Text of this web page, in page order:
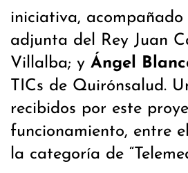
iniciativa, acompañado
adjunta del Rey Juan
Villalba; y Ángel
TICs de Quirónsalud.
recibidos por este
funcionamiento, entre
la categoría de